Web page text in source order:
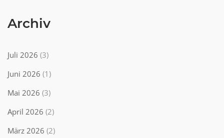
Archiv
Juli 2026 (3)
Juni 2026 (1)
Mai 2026 (3)
April 2026 (2)
März 2026 (2)